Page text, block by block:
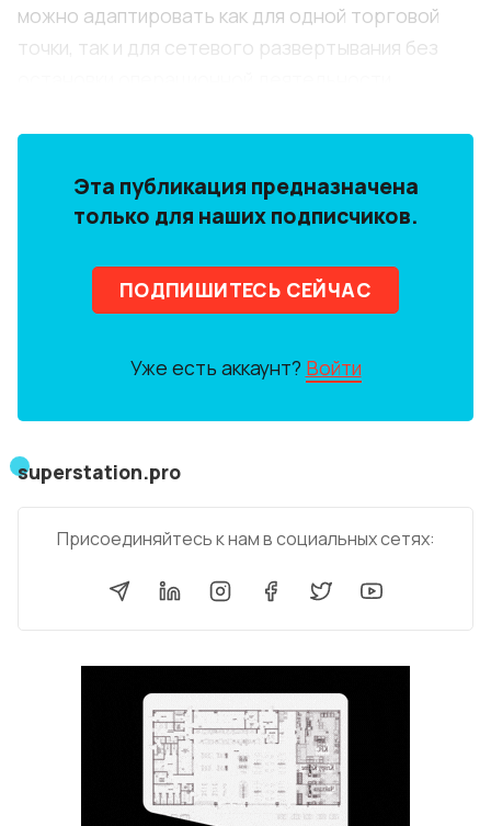
можно адаптировать как для одной торговой
точки, так и для сетевого развертывания без
Эта публикация предназначена
только для наших подписчиков.
ПОДПИШИТЕСЬ СЕЙЧАС
Уже есть аккаунт? Войти
superstation.pro
Присоединяйтесь к нам в социальных сетях: